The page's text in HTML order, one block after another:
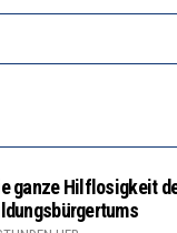
ganze Hilflosigkeit